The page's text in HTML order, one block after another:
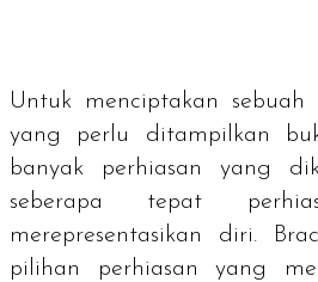
Untuk menciptakan sebuah
yang perlu ditampilkan
banyak perhiasan yang
seberapa tepat
merepresentasikan diri.
pilihan perhiasan yang